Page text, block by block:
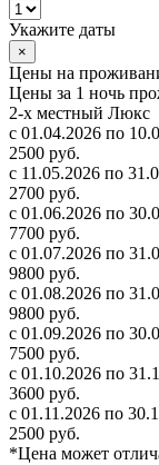
Укажите даты
×
Цены на
Цены за 1 ночь
2-х местный Люкс
с 01.04.2026 по
2500 руб.
с 11.05.2026 по
2700 руб.
с 01.06.2026 по
7700 руб.
с 01.07.2026 по
9800 руб.
с 01.08.2026 по
9800 руб.
с 01.09.2026 по
7500 руб.
с 01.10.2026 по
3600 руб.
с 01.11.2026 по
2500 руб.
*Цена может